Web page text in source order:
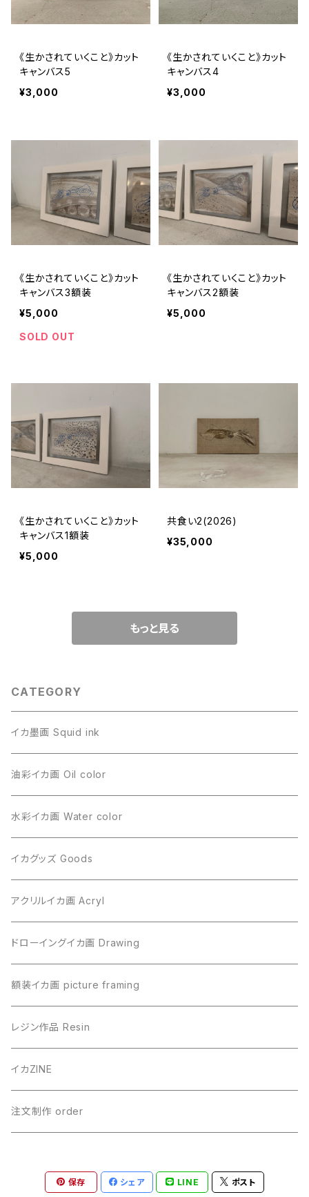
《生かされていくこと》カット
キャンバス5
¥3,000
《生かされていくこと》カット
キャンバス4
¥3,000
《生かされていくこと》カット
キャンバス3額装
¥5,000
SOLD OUT
《生かされていくこと》カット
キャンバス2額装
¥5,000
《生かされていくこと》カット
キャンバス1額装
¥5,000
共食い2(2026)
¥35,000
もっと見る
CATEGORY
イカ墨画 Squid ink
油彩イカ画 Oil color
水彩イカ画 Water color
イカグッズ Goods
アクリルイカ画 Acryl
ドローイングイカ画 Drawing
額装イカ画 picture framing
レジン作品 Resin
イカZINE
注文制作 order
保存 シェア LINE ポスト